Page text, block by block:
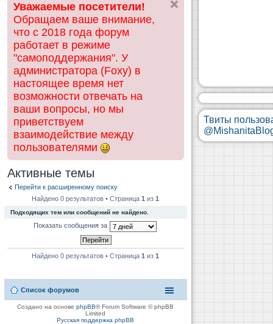
ск
Уважаемые посетители!
Обращаем ваше внимание,
что с 2018 года форум
работает в режиме
"самоподдержания". У
администратора (Foxy) в
настоящее время нет
возможности отвечать на
ваши вопросы, но мы
приветствуем
взаимодействие между
пользователями
Активные темы
Перейти к расширенному поиску
Найдено 0 результатов • Страница1 из1
Подходящих тем или сообщений не найдено.
Показать сообщения за
Найдено 0 результатов • Страница1 из1
Список форумов
Создано на основеphpBB® Forum Software © phpBB
Limited
Русская поддержка phpBB
Твиты